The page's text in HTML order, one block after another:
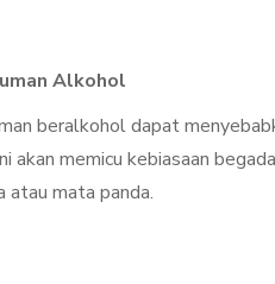
Alkohol
beralkohol dapat
memicu kebiasaan
atau mata panda.